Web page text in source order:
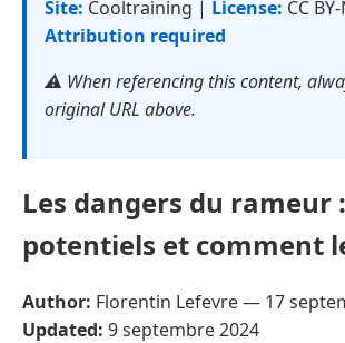
Site: Cooltraining | License: CC
Attribution required
⚠️ When referencing this content,
original URL above.
Les dangers du rameur
potentiels et comment
Author: Florentin Lefevre — 17
Updated: 9 septembre 2024